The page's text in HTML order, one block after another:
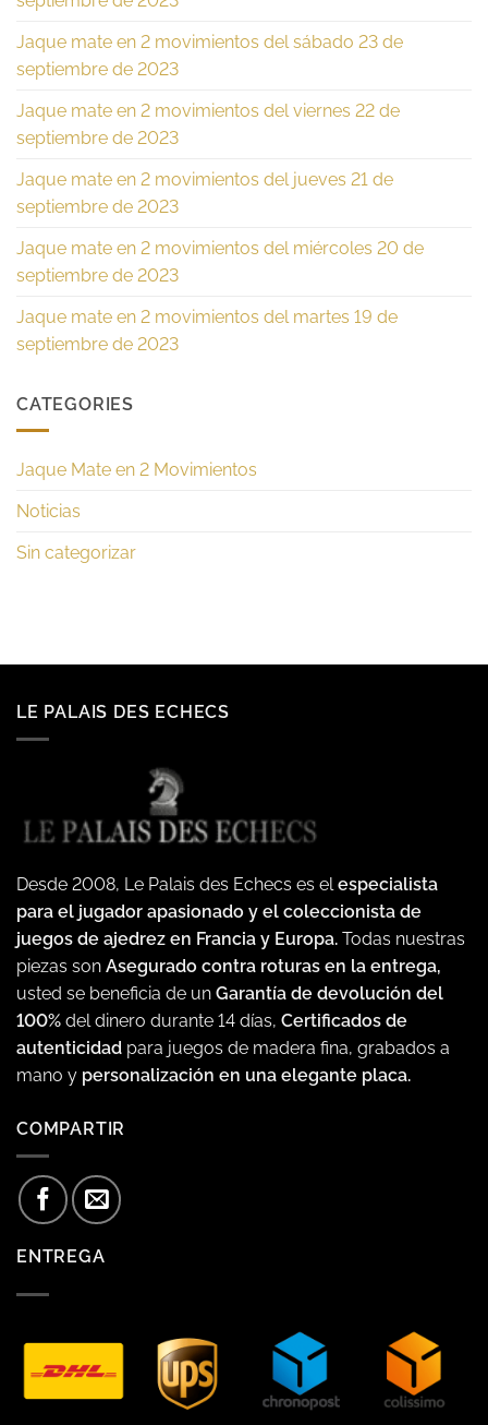
Jaque mate en 2 movimientos del sábado 23 de
septiembre de 2023
Jaque mate en 2 movimientos del viernes 22 de
septiembre de 2023
Jaque mate en 2 movimientos del jueves 21 de
septiembre de 2023
Jaque mate en 2 movimientos del miércoles 20 de
septiembre de 2023
Jaque mate en 2 movimientos del martes 19 de
septiembre de 2023
CATEGORIES
Jaque Mate en 2 Movimientos
Noticias
Sin categorizar
LE PALAIS DES ECHECS
Desde 2008, Le Palais des Echecs es elespecialista
para el jugador apasionado y el coleccionista de
juegos de ajedrez en Francia y Europa. Todas nuestras
piezas son Asegurado contra roturas en la entrega,
usted se beneficia de un Garantía de devolución del
100% del dinero durante 14 días, Certificados de
autenticidad para juegos de madera fina, grabados a
mano y personalización en una elegante placa.
COMPARTIR
ENTREGA